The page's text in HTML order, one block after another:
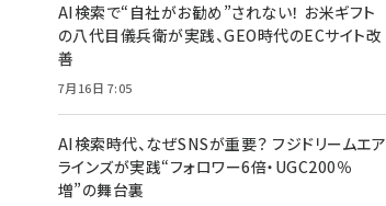
AI検索で“自社がお勧め”されない！ お米ギフト
の八代目儀兵衛が実践、GEO時代のECサイト改
善
7月16日 7:05
AI検索時代、なぜSNSが重要？ フジドリームエア
ラインズが実践“フォロワー6倍・UGC200％
増”の舞台裏